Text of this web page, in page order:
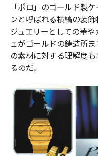
「ポロ」のゴールド製
ンと呼ばれる横縞の装
ジュエリーとしての華
ェがゴールドの鋳造所
の素材に対する理解度
るのだ。